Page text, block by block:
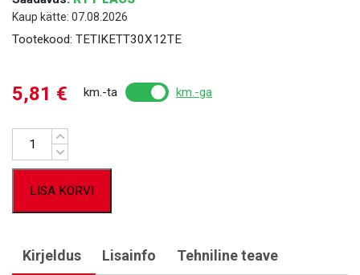
Kaup kätte: 07.08.2026
Tootekood: TETIKETT30X12TE
5,81 € km.-ta km.-ga
Kogus
LISA KORVI
Kirjeldus Lisainfo Tehniline teave